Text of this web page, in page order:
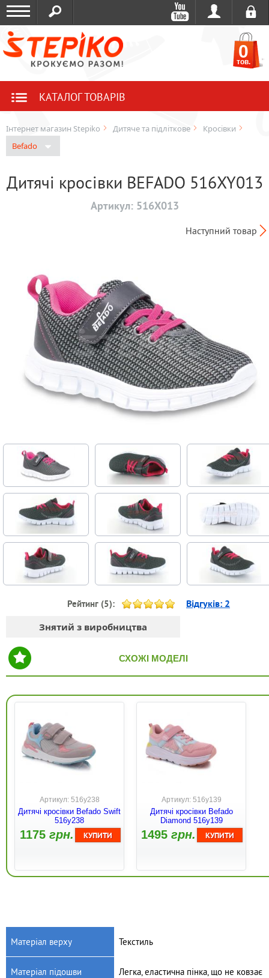
0
тов.
КАТАЛОГ ТОВАРІВ
Інтернет магазин Stepiko Дитяче та підліткове
Кросівки
Befado
Дитячі кросівки BEFADO 516XY013
Артикул: 516X013
Наступний товар
Рейтинг (5): Відгуків: 2
Знятий з виробництва
СХОЖІ МОДЕЛІ
Артикул: 516y238
Дитячі кросівки Befado Swift
516y238
1175грн.
Артикул: 516y139
Дитячі кросівки Befado
Diamond 516y139
1495 грн.
Матеріал верху Текстиль
Матеріал підошви Легка, еластична пінка, що не ковзає